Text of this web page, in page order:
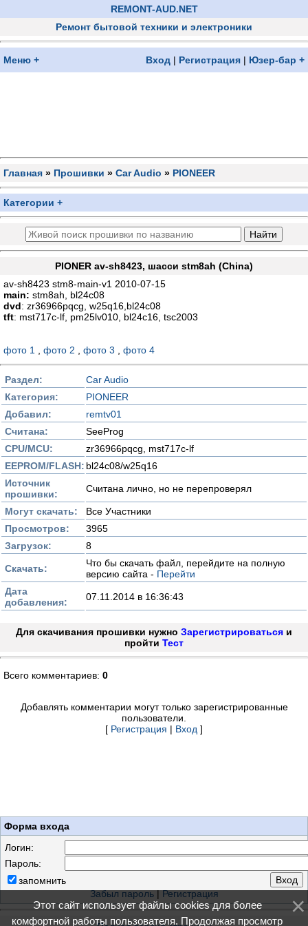
REMONT-AUD.NET
Ремонт бытовой техники и электроники
Меню + Вход | Регистрация | Юзер-бар +
Главная » Прошивки » Car Audio » PIONEER
Категории +
PIONER av-sh8423, шасси stm8ah (China)
av-sh8423 stm8-main-v1 2010-07-15
main: stm8ah, bl24c08
dvd: zr36966pqcg, w25q16,bl24c08
tft: mst717c-lf, pm25lv010, bl24c16, tsc2003
фото 1 фото 2 фото 3 фото 4
Раздел:
Car Audio
Категория:
PIONEER
Добавил:
remtv01
Считана:
SeeProg
CPU/MCU:
zr36966pqcg, mst717c-lf
EEPROM/FLASH: bl24c08/w25q16
Источник
прошивки:
Считана лично, но не перепроверял
Могут скачать:
Все Участники
Просмотров:
3965
Загрузок:
8
Скачать:
Что бы скачать файл, перейдите на полную
версию сайта - Перейти
Дата
добавления:
07.11.2014 в 16:36:43
Для скачивания прошивки нужно Зарегистрироваться и
пройти Тест
Всего комментариев: 0
Добавлять комментарии могут только зарегистрированные
пользователи.
[ Регистрация | Вход ]
Форма входа
Логин:
Пароль:
запомнить
Забыл пароль|Регистрация
Этот сайт использует файлы cookies для более
комфортной работы пользователя. Продолжая просмотр